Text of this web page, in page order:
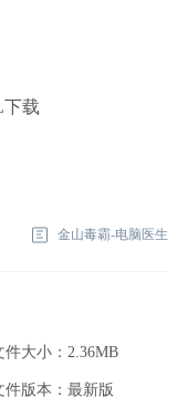
载
金山毒霸-电脑医生
件大小：2.36MB
件版本：最新版